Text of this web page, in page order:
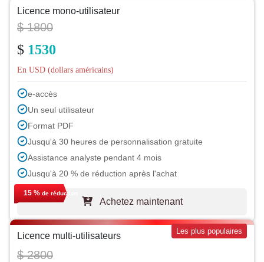
Licence mono-utilisateur
$ 1800
$ 1530
En USD (dollars américains)
e-accès
Un seul utilisateur
Format PDF
Jusqu'à 30 heures de personnalisation gratuite
Assistance analyste pendant 4 mois
Jusqu'à 20 % de réduction après l'achat
15 % de réduction
Achetez maintenant
Licence multi-utilisateurs Les plus populaires
$ 2800